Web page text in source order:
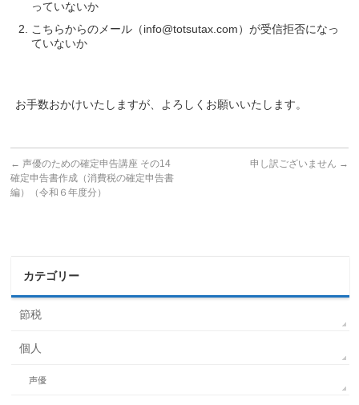
っていないか
こちらからのメール（info@totsutax.com）が受信拒否になっ
ていないか
お手数おかけいたしますが、よろしくお願いいたします。
← 声優のための確定申告講座 その14
確定申告書作成（消費税の確定申告書
編）（令和６年度分）
申し訳ございません →
カテゴリー
節税
個人
声優